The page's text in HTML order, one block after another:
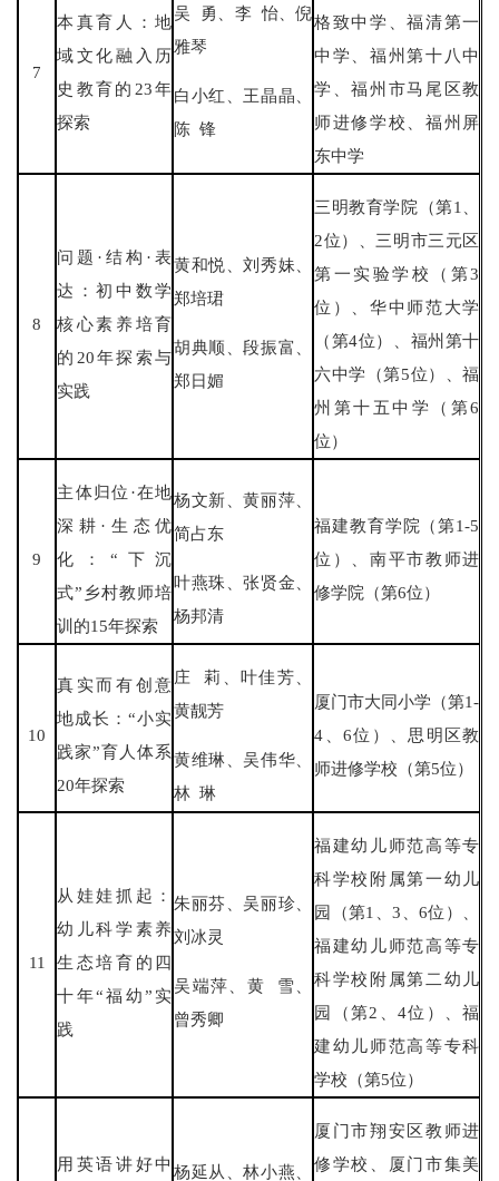
7
本真育人：地
域文化融入历
史教育的23年
探索
吴 勇、李 怡、倪
雅琴
白小红、王晶晶、
陈 锋
格致中学、福清第一
中学、福州第十八中
学、福州市马尾区教
师进修学校、福州屏
东中学
8
问题·结构·表
达：初中数学
核心素养培育
的20年探索与
实践
黄和悦、刘秀妹、
郑培珺
胡典顺、段振富、
郑日媚
三明教育学院（第1、
2位）、三明市三元区
第一实验学校（第3
位）、华中师范大学
（第4位）、福州第十
六中学（第5位）、福
州第十五中学（第6
位）
9
主体归位·在地
深耕·生态优
化：“下沉
式”乡村教师培
训的15年探索
杨文新、黄丽萍、
简占东
叶燕珠、张贤金、
杨邦清
福建教育学院（第1-5
位）、南平市教师进
修学院（第6位）
10
真实而有创意
地成长：“小实
践家”育人体系
20年探索
庄 莉、叶佳芳、
黄靓芳
黄维琳、吴伟华、
林 琳
厦门市大同小学（第1-
4、6位）、思明区教
师进修学校（第5位）
11
从娃娃抓起：
幼儿科学素养
生态培育的四
十年“福幼”实
践
朱丽芬、吴丽珍、
刘冰灵
吴端萍、黄 雪、
曾秀卿
福建幼儿师范高等专
科学校附属第一幼儿
园（第1、3、6位）、
福建幼儿师范高等专
科学校附属第二幼儿
园（第2、4位）、福
建幼儿师范高等专科
学校（第5位）
用英语讲好中 杨延从、林小燕、
厦门市翔安区教师进
修学校、厦门市集美